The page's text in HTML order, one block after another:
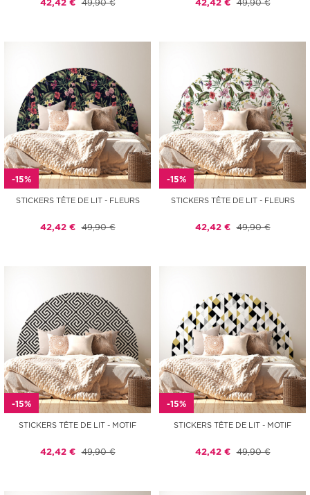
42,42 € 49,90 € 42,42 € 49,90 €
-15%
STICKERS TÊTE DE LIT - FLEURS
42,42 € 49,90 €
-15%
STICKERS TÊTE DE LIT - FLEURS
42,42 € 49,90 €
-15%
STICKERS TÊTE DE LIT - MOTIF
42,42 € 49,90 €
-15%
STICKERS TÊTE DE LIT - MOTIF
42,42 € 49,90 €